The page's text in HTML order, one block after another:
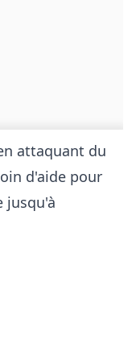
attaquant du
d'aide pour
jusqu'à